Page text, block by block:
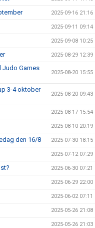
2025-09-16 21:16
2025-09-11 09:14
2025-09-08 10:25
2025-08-29 12:39
Judo Games
2025-08-20 15:55
3-4 oktober
2025-08-20 09:43
2025-08-17 15:54
2025-08-10 20:19
den 16/8 2025-07-30 18:15
2025-07-12 07:29
2025-06-30 07:21
2025-06-29 22:00
2025-06-02 07:11
2025-05-26 21:08
2025-05-26 21:03